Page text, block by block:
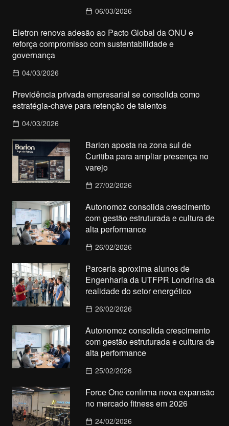
06/03/2026
Eletron renova adesão ao Pacto Global da ONU e
reforça compromisso com sustentabilidade e
governança
04/03/2026
Previdência privada empresarial se consolida como
estratégia-chave para retenção de talentos
04/03/2026
Barion aposta na zona sul de
Curitiba para ampliar presença no
varejo
27/02/2026
Autonomoz consolida crescimento
com gestão estruturada e cultura de
alta performance
26/02/2026
Parceria aproxima alunos de
Engenharia da UTFPR Londrina da
realidade do setor energético
26/02/2026
Autonomoz consolida crescimento
com gestão estruturada e cultura de
alta performance
25/02/2026
Force One confirma nova expansão
no mercado fitness em 2026
24/02/2026